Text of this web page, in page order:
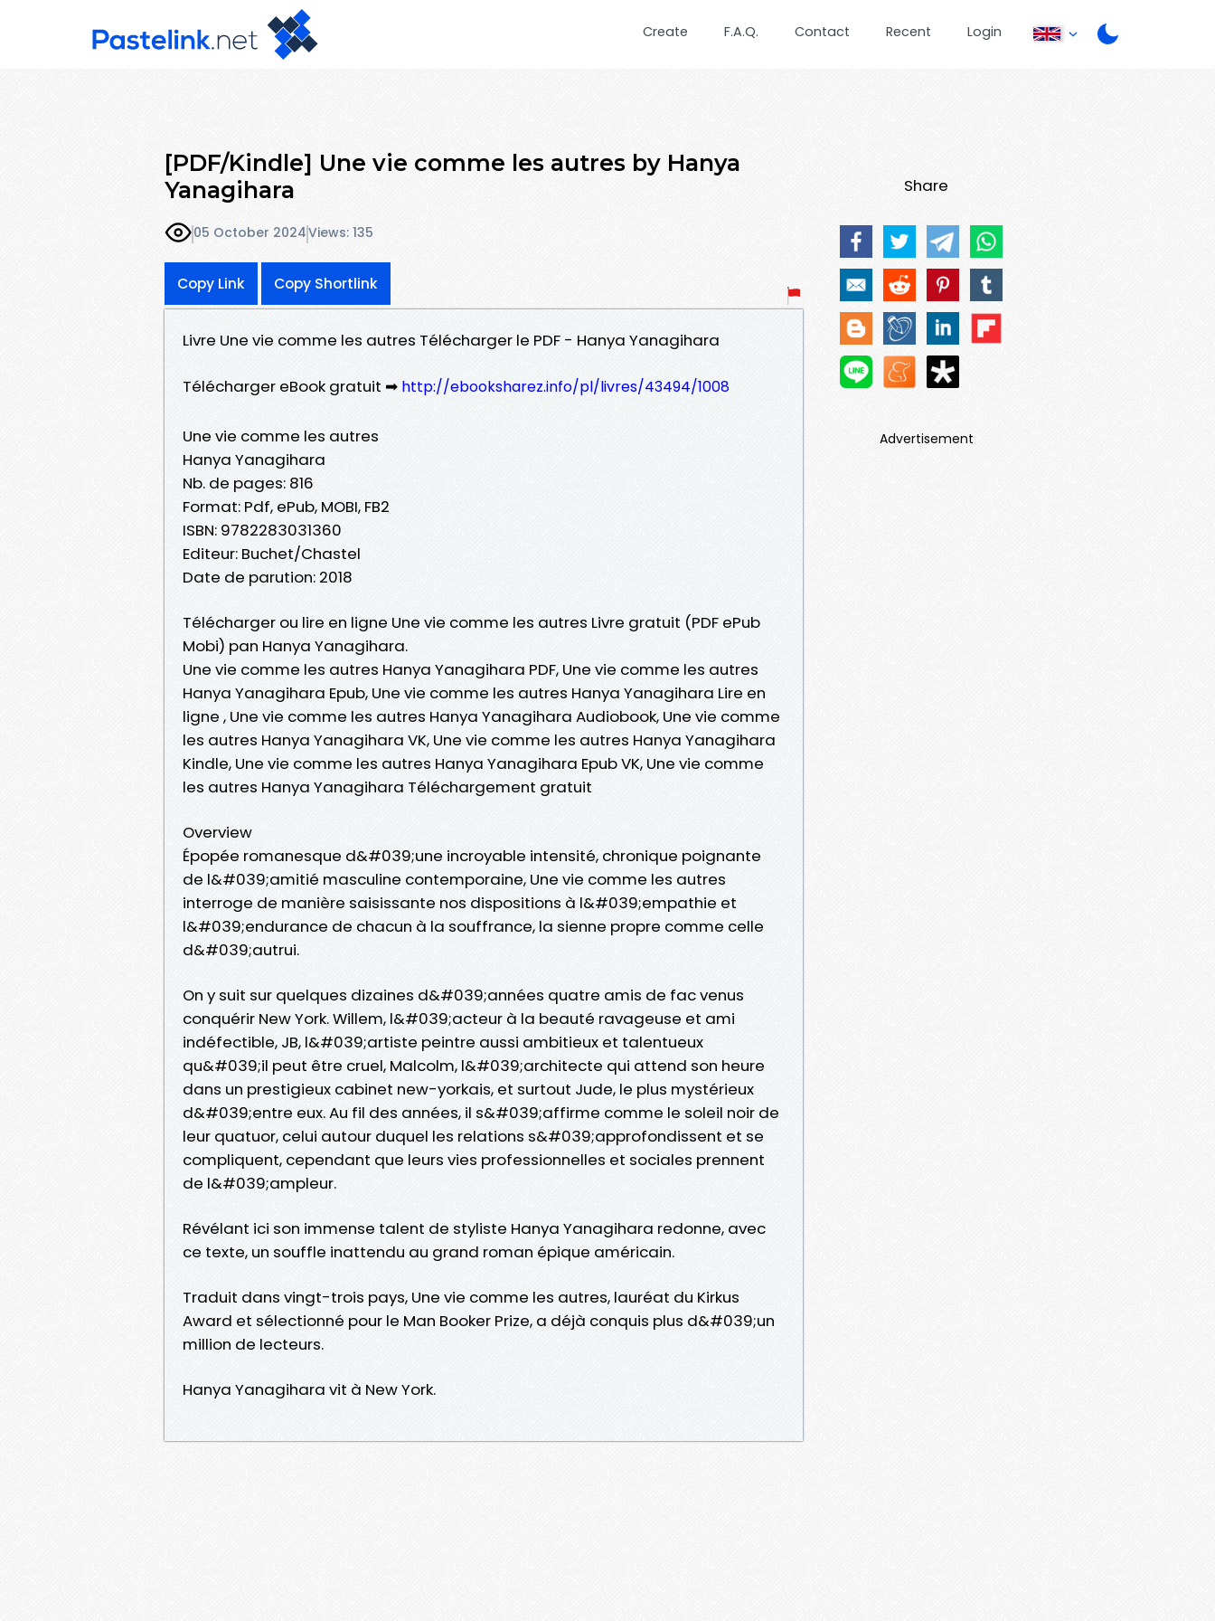
Create F.A.Q. Contact Recent Login
[PDF/Kindle] Une vie comme les autres by Hanya
Yanagihara
05 October 2024Views: 135
Copy Link Copy Shortlink
Livre Une vie comme les autres Télécharger le PDF - Hanya Yanagihara
Télécharger eBook gratuit ➡ http://ebooksharez.info/pl/livres/43494/1008
Une vie comme les autres
Hanya Yanagihara
Nb. de pages: 816
Format: Pdf, ePub, MOBI, FB2
ISBN: 9782283031360
Editeur: Buchet/Chastel
Date de parution: 2018
Télécharger ou lire en ligne Une vie comme les autres Livre gratuit (PDF ePub
Mobi) pan Hanya Yanagihara.
Une vie comme les autres Hanya Yanagihara PDF, Une vie comme les autres
Hanya Yanagihara Epub, Une vie comme les autres Hanya Yanagihara Lire en
ligne , Une vie comme les autres Hanya Yanagihara Audiobook, Une vie comme
les autres Hanya Yanagihara VK, Une vie comme les autres Hanya Yanagihara
Kindle, Une vie comme les autres Hanya Yanagihara Epub VK, Une vie comme
les autres Hanya Yanagihara Téléchargement gratuit
Overview
Épopée romanesque d&#039;une incroyable intensité, chronique poignante
de l&#039;amitié masculine contemporaine, Une vie comme les autres
interroge de manière saisissante nos dispositions à l&#039;empathie et
l&#039;endurance de chacun à la souffrance, la sienne propre comme celle
d&#039;autrui.
On y suit sur quelques dizaines d&#039;années quatre amis de fac venus
conquérir New York. Willem, l&#039;acteur à la beauté ravageuse et ami
indéfectible, JB, l&#039;artiste peintre aussi ambitieux et talentueux
qu&#039;il peut être cruel, Malcolm, l&#039;architecte qui attend son heure
dans un prestigieux cabinet new-yorkais, et surtout Jude, le plus mystérieux
d&#039;entre eux. Au fil des années, il s&#039;affirme comme le soleil noir de
leur quatuor, celui autour duquel les relations s&#039;approfondissent et se
compliquent, cependant que leurs vies professionnelles et sociales prennent
de l&#039;ampleur.
Révélant ici son immense talent de styliste Hanya Yanagihara redonne, avec
ce texte, un souffle inattendu au grand roman épique américain.
Traduit dans vingt-trois pays, Une vie comme les autres, lauréat du Kirkus
Award et sélectionné pour le Man Booker Prize, a déjà conquis plus d&#039;un
million de lecteurs.
Hanya Yanagihara vit à New York.
Share
Advertisement